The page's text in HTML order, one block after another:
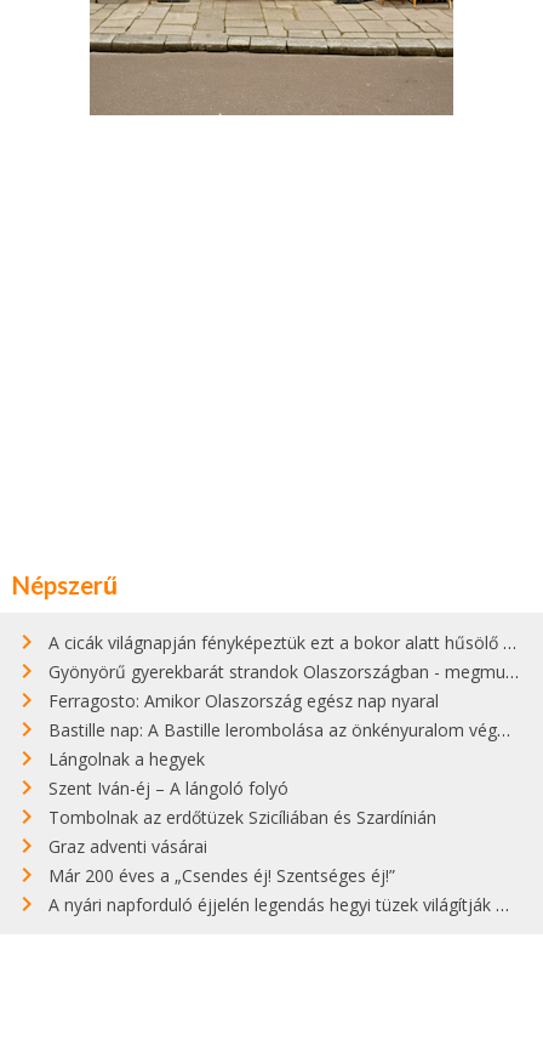
Népszerű
A cicák világnapján fényképeztük ezt a bokor alatt hűsölő cicát Kisorosziban
Gyönyörű gyerekbarát strandok Olaszországban - megmutatjuk a 15 legjobbat
Ferragosto: Amikor Olaszország egész nap nyaral
Bastille nap: A Bastille lerombolása az önkényuralom végét jelentette
Lángolnak a hegyek
Szent Iván-éj – A lángoló folyó
Tombolnak az erdőtüzek Szicíliában és Szardínián
Graz adventi vásárai
Már 200 éves a „Csendes éj! Szentséges éj!”
A nyári napforduló éjjelén legendás hegyi tüzek világítják meg Zugspitzét